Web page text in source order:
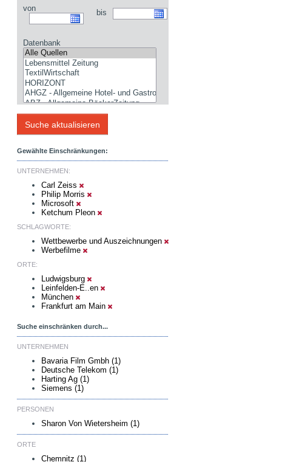
von bis
Datenbank
Gewählte Einschränkungen:
UNTERNEHMEN:
Carl Zeiss
Philip Morris
Microsoft
Ketchum Pleon
SCHLAGWORTE:
Wettbewerbe und Auszeichnungen
Werbefilme
ORTE:
Ludwigsburg
Leinfelden-E..en
München
Frankfurt am Main
Suche einschränken durch...
UNTERNEHMEN
Bavaria Film Gmbh (1)
Deutsche Telekom (1)
Harting Ag (1)
Siemens (1)
PERSONEN
Sharon Von Wietersheim (1)
ORTE
Chemnitz (1)